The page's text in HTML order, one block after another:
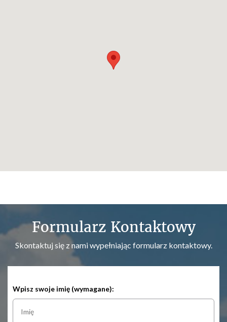
Formularz Kontaktowy
Skontaktuj się z nami wypełniając formularz kontaktowy.
Wpisz swoje imię (wymagane):